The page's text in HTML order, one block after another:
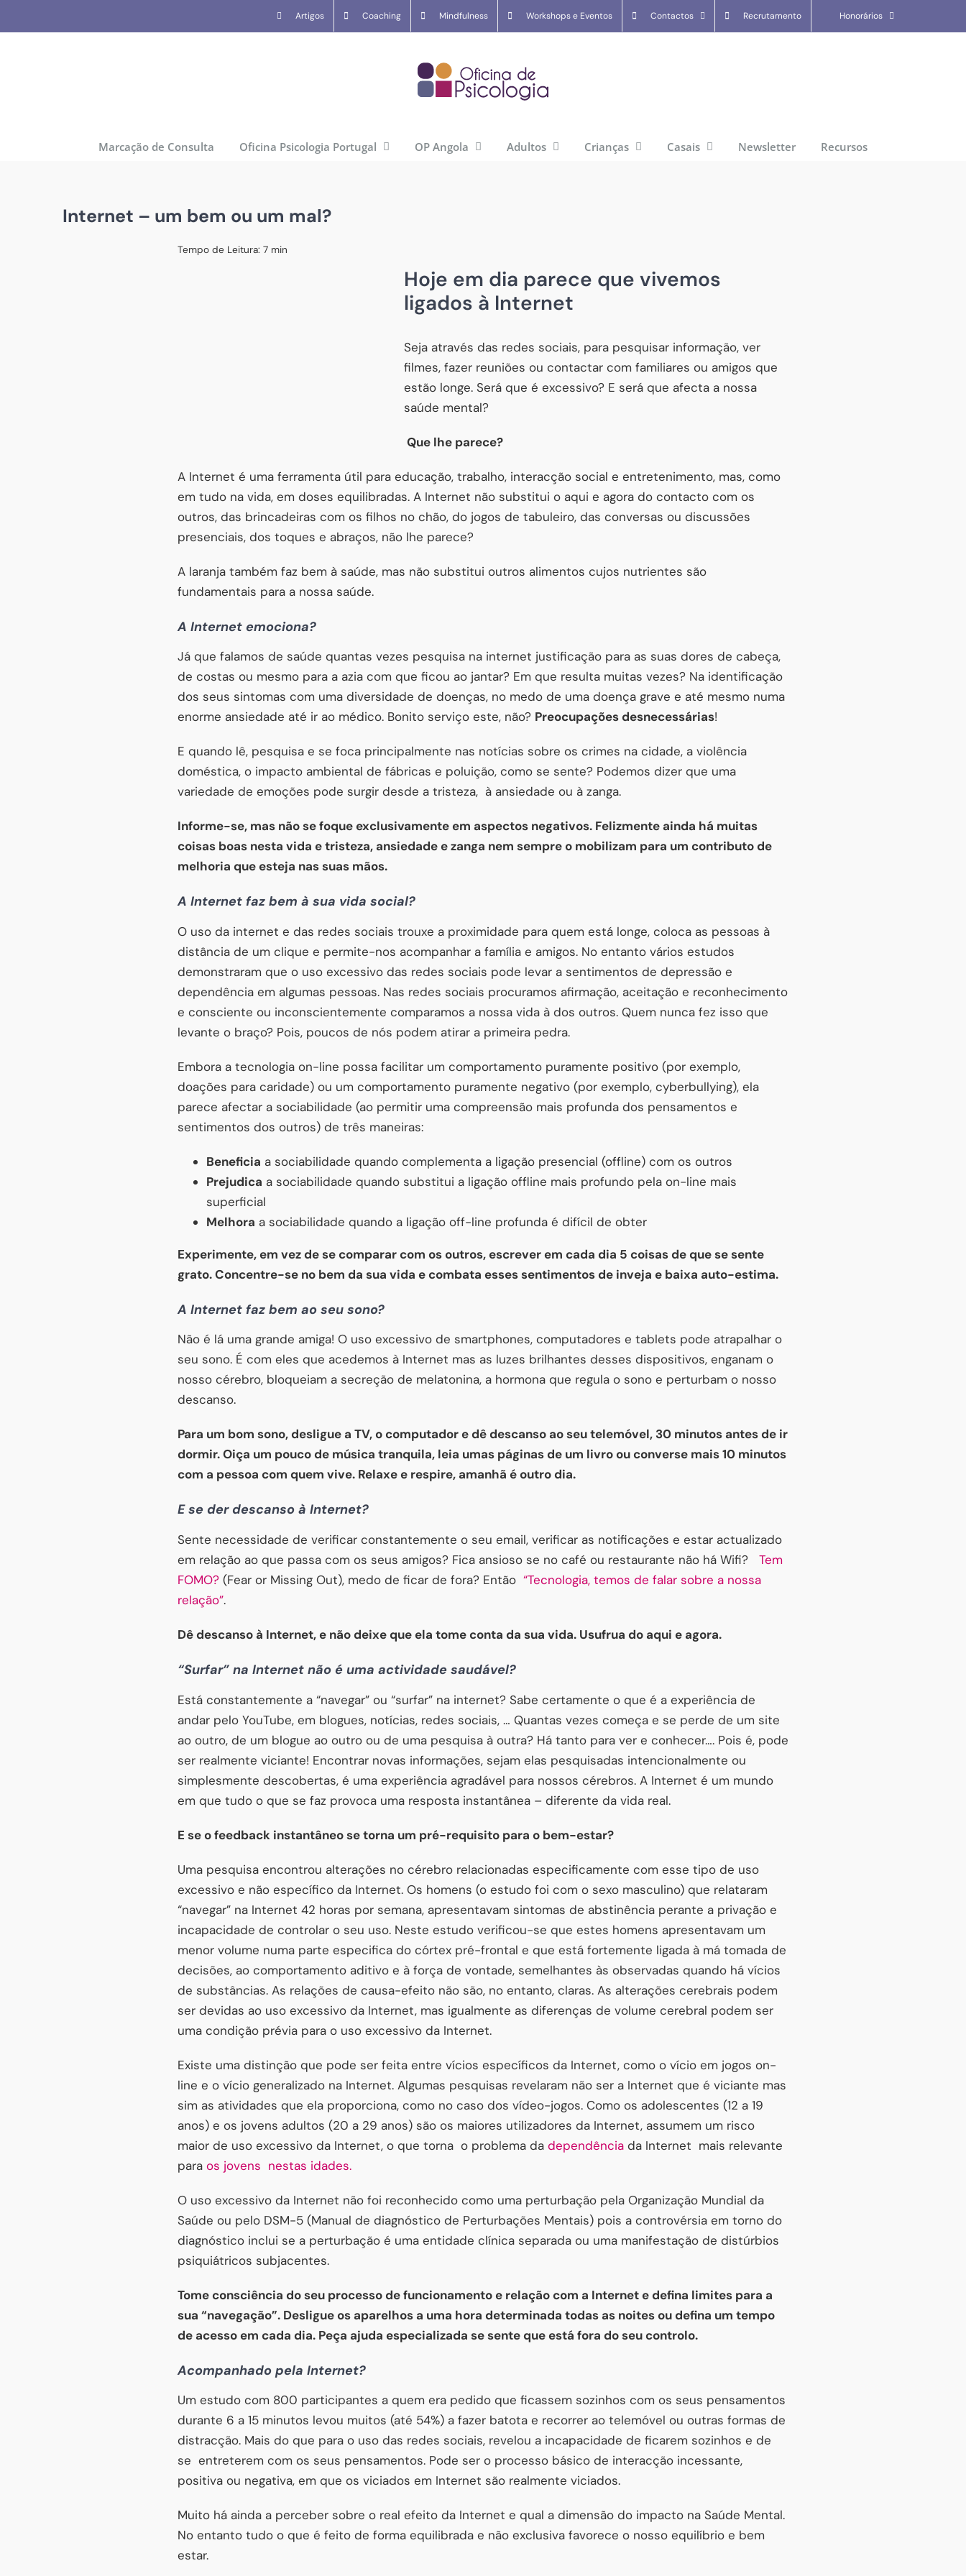
to
Artigos Coaching Mindfulness Workshops e Eventos Contactos Recrutamento Honorários
Marcação de Consulta Oficina Psicologia Portugal OP Angola Adultos Crianças Casais Newsletter Recursos
Internet – um bem ou um mal?
Tempo de Leitura: 7 min
Hoje em dia parece que vivemos
ligados à Internet
Seja através das redes sociais, para pesquisar informação, ver
filmes, fazer reuniões ou contactar com familiares ou amigos que
estão longe. Será que é excessivo? E será que afecta a nossa
saúde mental?
Que lhe parece?
A Internet é uma ferramenta útil para educação, trabalho, interacção social e entretenimento, mas, como
em tudo na vida, em doses equilibradas. A Internet não substitui o aqui e agora do contacto com os
outros, das brincadeiras com os filhos no chão, do jogos de tabuleiro, das conversas ou discussões
presenciais, dos toques e abraços, não lhe parece?
A laranja também faz bem à saúde, mas não substitui outros alimentos cujos nutrientes são
fundamentais para a nossa saúde.
A Internet emociona?
Já que falamos de saúde quantas vezes pesquisa na internet justificação para as suas dores de cabeça,
de costas ou mesmo para a azia com que ficou ao jantar? Em que resulta muitas vezes? Na identificação
dos seus sintomas com uma diversidade de doenças, no medo de uma doença grave e até mesmo numa
enorme ansiedade até ir ao médico. Bonito serviço este, não? Preocupações desnecessárias!
E quando lê, pesquisa e se foca principalmente nas notícias sobre os crimes na cidade, a violência
doméstica, o impacto ambiental de fábricas e poluição, como se sente? Podemos dizer que uma
variedade de emoções pode surgir desde a tristeza, à ansiedade ou à zanga.
Informe-se, mas não se foque exclusivamente em aspectos negativos. Felizmente ainda há muitas
coisas boas nesta vida e tristeza, ansiedade e zanga nem sempre o mobilizam para um contributo de
melhoria que esteja nas suas mãos.
A Internet faz bem à sua vida social?
O uso da internet e das redes sociais trouxe a proximidade para quem está longe, coloca as pessoas à
distância de um clique e permite-nos acompanhar a família e amigos. No entanto vários estudos
demonstraram que o uso excessivo das redes sociais pode levar a sentimentos de depressão e
dependência em algumas pessoas. Nas redes sociais procuramos afirmação, aceitação e reconhecimento
e consciente ou inconscientemente comparamos a nossa vida à dos outros. Quem nunca fez isso que
levante o braço? Pois, poucos de nós podem atirar a primeira pedra.
Embora a tecnologia on-line possa facilitar um comportamento puramente positivo (por exemplo,
doações para caridade) ou um comportamento puramente negativo (por exemplo, cyberbullying), ela
parece afectar a sociabilidade (ao permitir uma compreensão mais profunda dos pensamentos e
sentimentos dos outros) de três maneiras:
Beneficia a sociabilidade quando complementa a ligação presencial (offline) com os outros
Prejudica a sociabilidade quando substitui a ligação offline mais profundo pela on-line mais
superficial
Melhora a sociabilidade quando a ligação off-line profunda é difícil de obter
Experimente, em vez de se comparar com os outros, escrever em cada dia 5 coisas de que se sente
grato. Concentre-se no bem da sua vida e combata esses sentimentos de inveja e baixa auto-estima.
A Internet faz bem ao seu sono?
Não é lá uma grande amiga! O uso excessivo de smartphones, computadores e tablets pode atrapalhar o
seu sono. É com eles que acedemos à Internet mas as luzes brilhantes desses dispositivos, enganam o
nosso cérebro, bloqueiam a secreção de melatonina, a hormona que regula o sono e perturbam o nosso
descanso.
Para um bom sono, desligue a TV, o computador e dê descanso ao seu telemóvel, 30 minutos antes de ir
dormir. Oiça um pouco de música tranquila, leia umas páginas de um livro ou converse mais 10 minutos
com a pessoa com quem vive. Relaxe e respire, amanhã é outro dia.
E se der descanso à Internet?
Sente necessidade de verificar constantemente o seu email, verificar as notificações e estar actualizado
em relação ao que passa com os seus amigos? Fica ansioso se no café ou restaurante não há Wifi? Tem
FOMO? (Fear or Missing Out), medo de ficar de fora? Então “Tecnologia, temos de falar sobre a nossa
relação”.
Dê descanso à Internet, e não deixe que ela tome conta da sua vida. Usufrua do aqui e agora.
“Surfar” na Internet não é uma actividade saudável?
Está constantemente a “navegar” ou “surfar” na internet? Sabe certamente o que é a experiência de
andar pelo YouTube, em blogues, notícias, redes sociais, … Quantas vezes começa e se perde de um site
ao outro, de um blogue ao outro ou de uma pesquisa à outra? Há tanto para ver e conhecer…. Pois é, pode
ser realmente viciante! Encontrar novas informações, sejam elas pesquisadas intencionalmente ou
simplesmente descobertas, é uma experiência agradável para nossos cérebros. A Internet é um mundo
em que tudo o que se faz provoca uma resposta instantânea – diferente da vida real.
E se o feedback instantâneo se torna um pré-requisito para o bem-estar?
Uma pesquisa encontrou alterações no cérebro relacionadas especificamente com esse tipo de uso
excessivo e não específico da Internet. Os homens (o estudo foi com o sexo masculino) que relataram
“navegar” na Internet 42 horas por semana, apresentavam sintomas de abstinência perante a privação e
incapacidade de controlar o seu uso. Neste estudo verificou-se que estes homens apresentavam um
menor volume numa parte especifica do córtex pré-frontal e que está fortemente ligada à má tomada de
decisões, ao comportamento aditivo e à força de vontade, semelhantes às observadas quando há vícios
de substâncias. As relações de causa-efeito não são, no entanto, claras. As alterações cerebrais podem
ser devidas ao uso excessivo da Internet, mas igualmente as diferenças de volume cerebral podem ser
uma condição prévia para o uso excessivo da Internet.
Existe uma distinção que pode ser feita entre vícios específicos da Internet, como o vício em jogos on-
line e o vício generalizado na Internet. Algumas pesquisas revelaram não ser a Internet que é viciante mas
sim as atividades que ela proporciona, como no caso dos vídeo-jogos. Como os adolescentes (12 a 19
anos) e os jovens adultos (20 a 29 anos) são os maiores utilizadores da Internet, assumem um risco
maior de uso excessivo da Internet, o que torna o problema da dependência da Internet mais relevante
para os jovens nestas idades.
O uso excessivo da Internet não foi reconhecido como uma perturbação pela Organização Mundial da
Saúde ou pelo DSM-5 (Manual de diagnóstico de Perturbações Mentais) pois a controvérsia em torno do
diagnóstico inclui se a perturbação é uma entidade clínica separada ou uma manifestação de distúrbios
psiquiátricos subjacentes.
Tome consciência do seu processo de funcionamento e relação com a Internet e defina limites para a
sua “navegação”. Desligue os aparelhos a uma hora determinada todas as noites ou defina um tempo
de acesso em cada dia. Peça ajuda especializada se sente que está fora do seu controlo.
Acompanhado pela Internet?
Um estudo com 800 participantes a quem era pedido que ficassem sozinhos com os seus pensamentos
durante 6 a 15 minutos levou muitos (até 54%) a fazer batota e recorrer ao telemóvel ou outras formas de
distracção. Mais do que para o uso das redes sociais, revelou a incapacidade de ficarem sozinhos e de
se entreterem com os seus pensamentos. Pode ser o processo básico de interacção incessante,
positiva ou negativa, em que os viciados em Internet são realmente viciados.
Muito há ainda a perceber sobre o real efeito da Internet e qual a dimensão do impacto na Saúde Mental.
No entanto tudo o que é feito de forma equilibrada e não exclusiva favorece o nosso equilíbrio e bem
estar.